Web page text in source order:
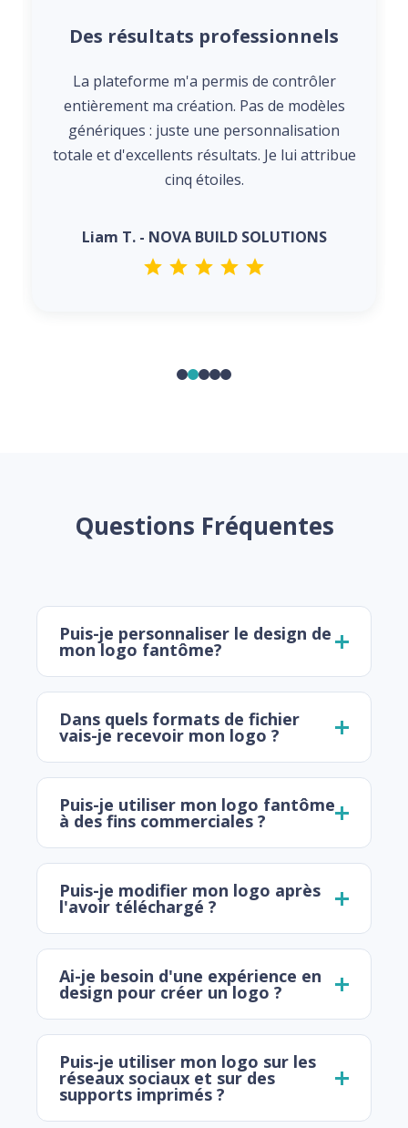
Des résultats professionnels
La plateforme m'a permis de contrôler
entièrement ma création. Pas de modèles
génériques : juste une personnalisation
totale et d'excellents résultats. Je lui attribue
cinq étoiles.
Liam T. - NOVA BUILD SOLUTIONS
Questions Fréquentes
Puis-je personnaliser le design de
mon logo fantôme?
Dans quels formats de fichier
vais-je recevoir mon logo ?
Puis-je utiliser mon logo fantôme
à des fins commerciales ?
Puis-je modifier mon logo après
l'avoir téléchargé ?
Ai-je besoin d'une expérience en
design pour créer un logo ?
Puis-je utiliser mon logo sur les
réseaux sociaux et sur des
supports imprimés ?